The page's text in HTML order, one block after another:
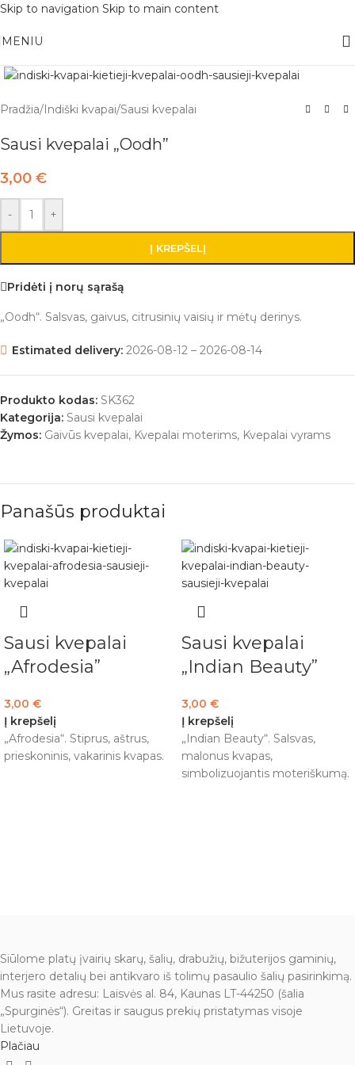
Skip to navigation Skip to main content
MENIU
Pradžia/ Indiški kvapai/Sausi kvepalai
Sausi kvepalai „Oodh”
3,00 €
- +
Į KREPŠELĮ
Pridėti į norų sąrašą
„Oodh“. Salsvas, gaivus, citrusinių vaisių ir mėtų derinys.
Estimated delivery: 2026-08-12 – 2026-08-14
Produkto kodas: SK362
Kategorija: Sausi kvepalai
Žymos: Gaivūs kvepalai, Kvepalai moterims, Kvepalai vyrams
Panašūs produktai
Sausi kvepalai
„Afrodesia”
3,00 €
Į krepšelį
„Afrodesia“. Stiprus, aštrus,
prieskoninis, vakarinis kvapas.
Sausi kvepalai
„Indian Beauty”
3,00 €
Į krepšelį
„Indian Beauty“. Salsvas,
malonus kvapas,
simbolizuojantis moteriškumą.
Siūlome platų įvairių skarų, šalių, drabužių, bižuterijos gaminių,
interjero detalių bei antikvaro iš tolimų pasaulio šalių pasirinkimą.
Mus rasite adresu: Laisvės al. 84, Kaunas LT-44250 (šalia
„Spurginės“). Greitas ir saugus prekių pristatymas visoje
Lietuvoje.
Plačiau